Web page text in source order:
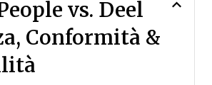
vs. Deel
Conformità &